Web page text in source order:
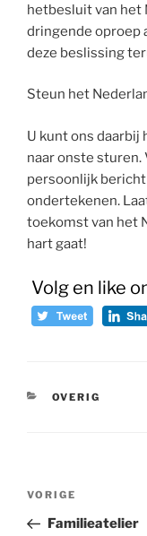
hetbesluit van het
dringende oproep
deze beslissing
Steun het
U kunt ons
naar onste sturen.
persoonlijk
ondertekenen.
toekomst van het
hart gaat!
Volg en like
CATEGORIEËN
OVERIG
Bericht
Vorig
bericht
VORIGE
Familieatelier